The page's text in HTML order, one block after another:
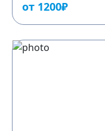
от 1200₽